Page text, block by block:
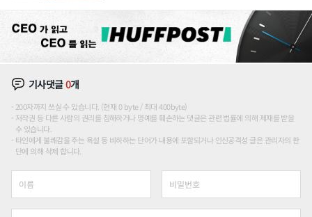
기사댓글0개
200자까지 쓰실 수 있습니다. (현재 0 byte / 최대 400byte)
저작권 등 다른 사람의 권리를 침해하거나 명예를 훼손하는 댓글은 관련 법률에 의해 제재를 받을
수 있습니다.
타인에게 불쾌감을 주는 욕설 등 비하하는 단어가 내용에 포함되거나 인신공격성 글은 관리자의 판
단에 의해 삭제 합니다.